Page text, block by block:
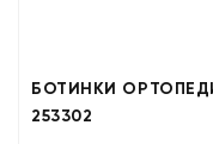
БОТИНКИ
253302